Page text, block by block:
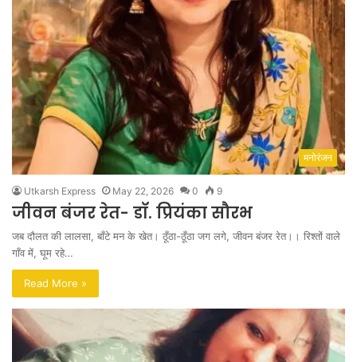
मनोरंजन
Utkarsh Express May 22, 2026 0 9
जीवन बंजर रेत- डॉ. प्रियंका सौरभ
जब दौलत की लालसा, बाँटे मन के खेत। ठूँठा-ठूँठा जग लगे, जीवन बंजर रेत।। रिश्तों वाले
गाँव में, घूम रहे…
Read More »